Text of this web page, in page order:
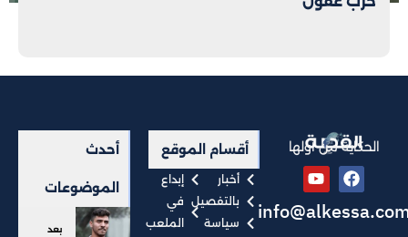
الحكاية من أولها أقسام الموقع
أخبار
بالتفصيل
سياسة
إبداع
في
الملعب
أحدث
الموضوعات
بعد